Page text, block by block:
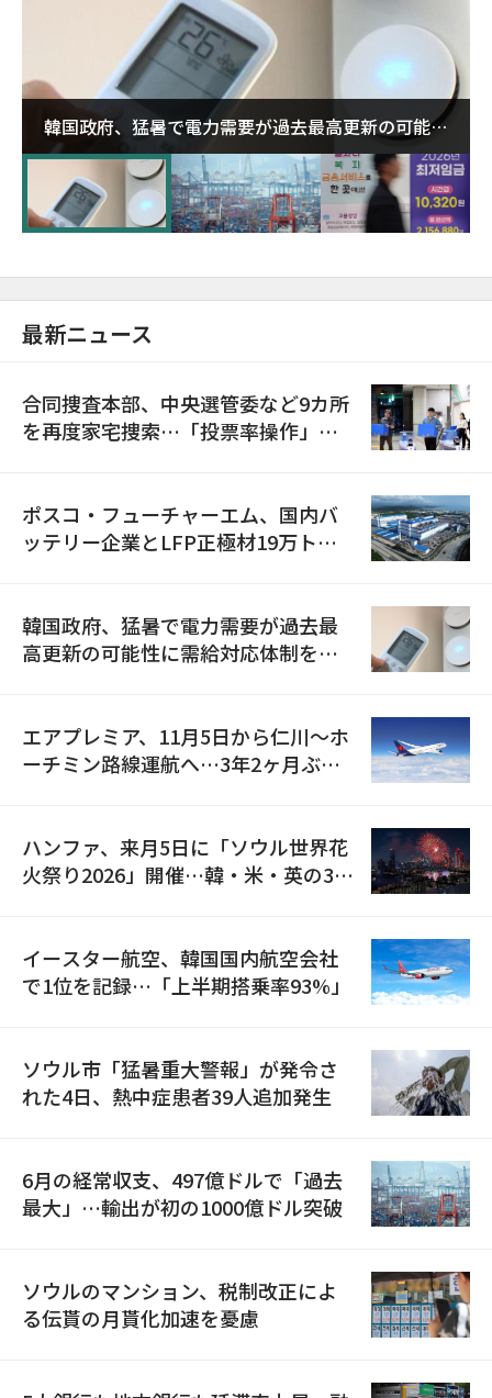
韓国政府、猛暑で電力需要が過去最高更新の可能性
に需給対応体制を点検
最新ニュース
合同捜査本部、中央選管委など9カ所
を再度家宅捜索…「投票率操作」の
ポスコ・フューチャーエム、国内バ
ッテリー企業とLFP正極材19万トン
韓国政府、猛暑で電力需要が過去最
高更新の可能性に需給対応体制を点
エアプレミア、11月5日から仁川〜ホ
ーチミン路線運航へ…3年2ヶ月ぶり
ハンファ、来月5日に「ソウル世界花
火祭り2026」開催…韓・米・英の3カ
イースター航空、韓国国内航空会社
で1位を記録…「上半期搭乗率93%」
ソウル市「猛暑重大警報」が発令さ
れた4日、熱中症患者39人追加発生
6月の経常収支、497億ドルで「過去
最大」…輸出が初の1000億ドル突破
ソウルのマンション、税制改正によ
る伝貰の月貰化加速を憂慮